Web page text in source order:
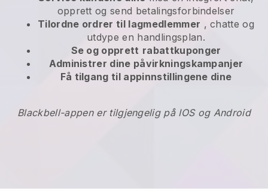
opprett og send betalingsforbindelser
Tilordne ordrer til lagmedlemmer , chatte og
utdype en handlingsplan.
Se og opprett rabattkuponger
Administrer dine påvirkningskampanjer
Få tilgang til appinnstillingene dine
Blackbell-appen er tilgjengelig på IOS og Android